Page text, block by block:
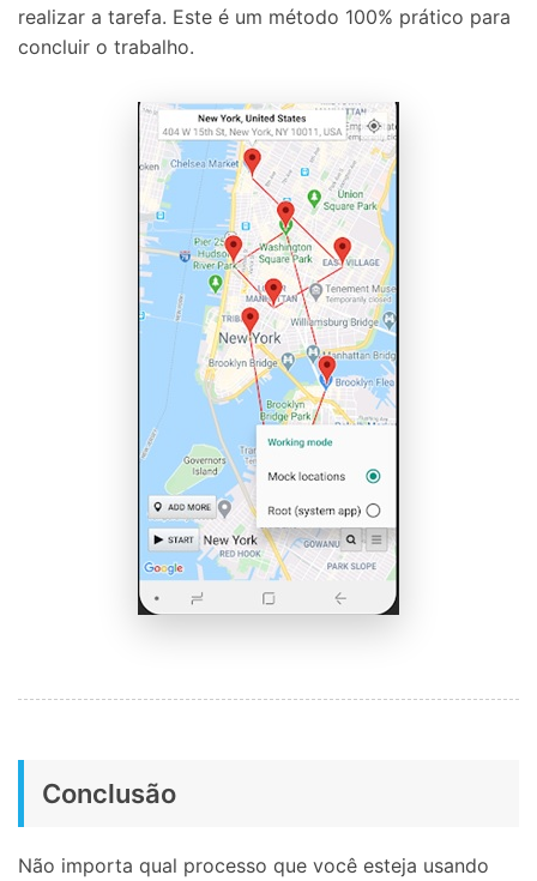
realizar a tarefa. Este é um método 100% prático para
concluir o trabalho.
Conclusão
Não importa qual processo que você esteja usando